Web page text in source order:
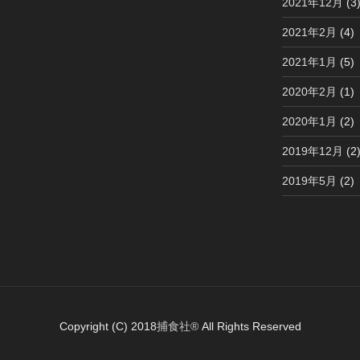
2021年2月 (4)
2021年1月 (5)
2020年2月 (1)
2020年1月 (2)
2019年12月 (2)
2019年5月 (2)
Copyright (C) 2018捕食社® All Rights Reserved